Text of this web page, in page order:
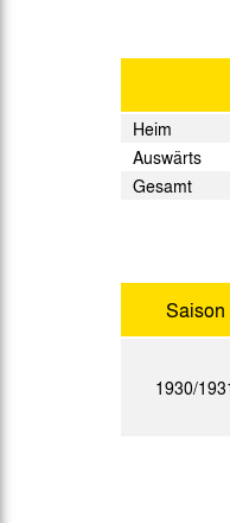
Heim
Auswärts
Gesamt
Saison
1930/